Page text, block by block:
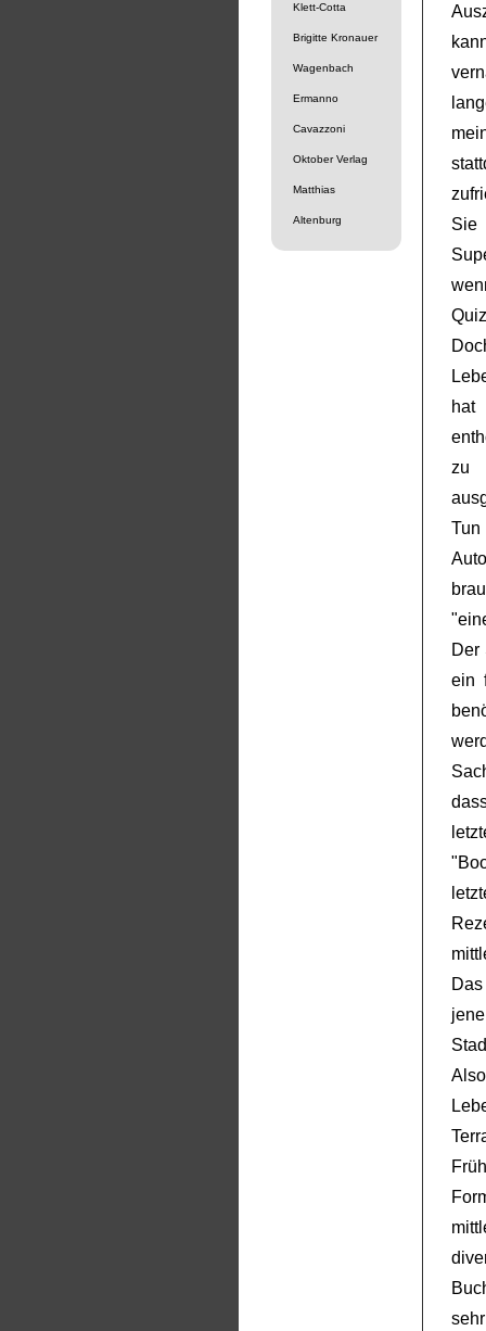
Klett-Cotta
Brigitte Kronauer
Wagenbach
Ermanno
Cavazzoni
Oktober Verlag
Matthias
Altenburg
hat
zu
Der
ein